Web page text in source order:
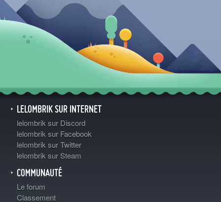
LELOMBRIK SUR INTERNET
lelombrik sur Discord
lelombrik sur Facebook
lelombrik sur Twitter
lelombrik sur Steam
COMMUNAUTÉ
Le forum
Classement